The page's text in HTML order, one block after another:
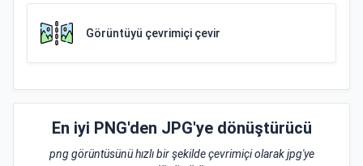
Görüntüyü çevrimiçi çevir
En iyi PNG'den JPG'ye dönüştürücü
png görüntüsünü hızlı bir şekilde çevrimiçi olarak jpg'ye